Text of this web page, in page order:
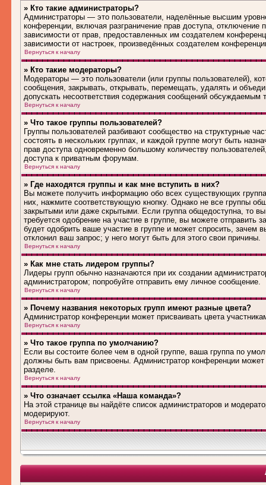
» Кто такие администраторы?
Администраторы — это пользователи, наделённые высшим
конференции, включая разграничение прав доступа, отключение
зависимости от прав, предоставленных им создателем
зависимости от настроек, произведённых создателем
Вернуться к началу
» Кто такие модераторы?
Модераторы — это пользователи (или группы пользователей),
сообщения, закрывать, открывать, перемещать, удалять и
допускать несоответствия содержания сообщений
Вернуться к началу
» Что такое группы пользователей?
Группы пользователей разбивают сообщество на структурные
состоять в нескольких группах, и каждой группе могут быть
прав доступа одновременно большому количеству
доступа к приватным форумам.
Вернуться к началу
» Где находятся группы и как мне вступить в них?
Вы можете получить информацию обо всех существующих
них, нажмите соответствующую кнопку. Однако не все группы
закрытыми или даже скрытыми. Если группа общедоступна, то
требуется одобрение на участие в группе, вы можете
будет одобрить ваше участие в группе и может спросить, зачем
отклонил ваш запрос; у него могут быть для этого свои причины.
Вернуться к началу
» Как мне стать лидером группы?
Лидеры групп обычно назначаются при их создании
администратором; попробуйте отправить ему личное сообщение.
Вернуться к началу
» Почему названия некоторых групп имеют разные цвета?
Администратор конференции может присваивать цвета
Вернуться к началу
» Что такое группа по умолчанию?
Если вы состоите более чем в одной группе, ваша группа по
должны быть вам присвоены. Администратор конференции
разделе.
Вернуться к началу
» Что означает ссылка «Наша команда»?
На этой странице вы найдёте список администраторов и
модерируют.
Вернуться к началу